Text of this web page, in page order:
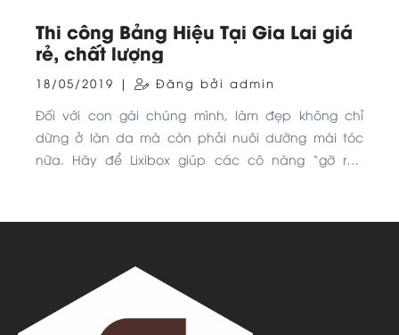
Thi công Bảng Hiệu Tại Gia Lai giá
rẻ, chất lượng
18/05/2019 | Đăng bởi admin
Đối với con gái chúng mình, làm đẹp không chỉ
dừng ở làn da mà còn phải nuôi dưỡng mái tóc
nữa. Hãy để Lixibox giúp các cô nàng “gỡ rối”